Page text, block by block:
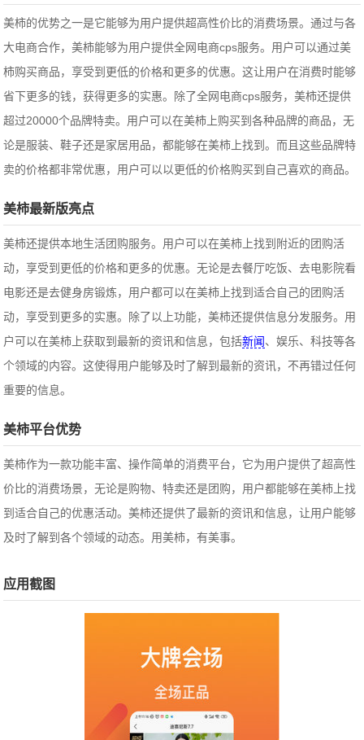
美柿的优势之一是它能够为用户提供超高性价比的消费场景。通过与各
大电商合作，美柿能够为用户提供全网电商cps服务。用户可以通过美
柿购买商品，享受到更低的价格和更多的优惠。这让用户在消费时能够
省下更多的钱，获得更多的实惠。除了全网电商cps服务，美柿还提供
超过20000个品牌特卖。用户可以在美柿上购买到各种品牌的商品，无
论是服装、鞋子还是家居用品，都能够在美柿上找到。而且这些品牌特
卖的价格都非常优惠，用户可以以更低的价格购买到自己喜欢的商品。
美柿最新版亮点
美柿还提供本地生活团购服务。用户可以在美柿上找到附近的团购活
动，享受到更低的价格和更多的优惠。无论是去餐厅吃饭、去电影院看
电影还是去健身房锻炼，用户都可以在美柿上找到适合自己的团购活
动，享受到更多的实惠。除了以上功能，美柿还提供信息分发服务。用
户可以在美柿上获取到最新的资讯和信息，包括新闻、娱乐、科技等各
个领域的内容。这使得用户能够及时了解到最新的资讯，不再错过任何
重要的信息。
美柿平台优势
美柿作为一款功能丰富、操作简单的消费平台，它为用户提供了超高性
价比的消费场景，无论是购物、特卖还是团购，用户都能够在美柿上找
到适合自己的优惠活动。美柿还提供了最新的资讯和信息，让用户能够
及时了解到各个领域的动态。用美柿，有美事。
应用截图